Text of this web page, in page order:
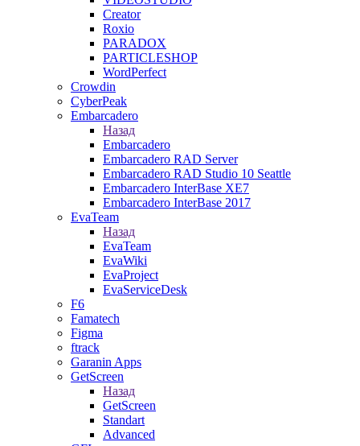
Creator
Roxio
PARADOX
PARTICLESHOP
WordPerfect
Crowdin
CyberPeak
Embarcadero
Назад
Embarcadero
Embarcadero RAD Server
Embarcadero RAD Studio 10 Seattle
Embarcadero InterBase XE7
Embarcadero InterBase 2017
EvaTeam
Назад
EvaTeam
EvaWiki
EvaProject
EvaServiceDesk
F6
Famatech
Figma
ftrack
Garanin Apps
GetScreen
Назад
GetScreen
Standart
Advanced